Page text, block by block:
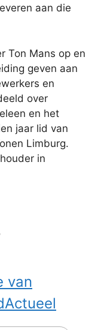
aan die
Ton Mans op en
geven aan
en
over
en het
jaar lid van
Limburg.
in
van